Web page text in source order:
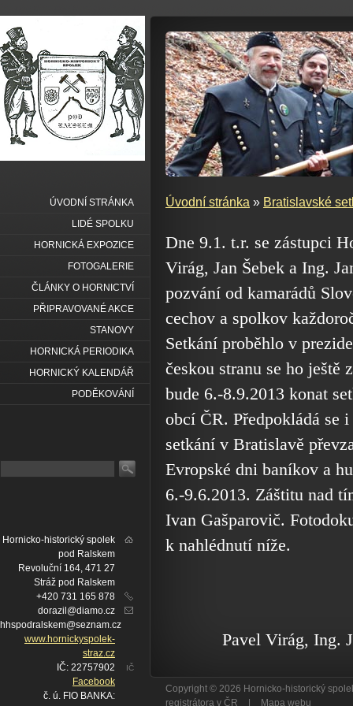
Úvodní stránka » Bratislavské
Dne 9.1. t.r. se zástupci
Virág, Jan Šebek a Ing.
pozvání od kamarádů
cechov a spolkov
Setkání proběhlo v
českou stranu se ho ještě
bude 6.-8.9.2013 konat
obcí ČR. Předpokládá se
setkání v Bratislavě
Evropské dni baníkov a
6.-9.6.2013. Záštitu nad
Ivan Gašparovič.
k nahlédnutí níže.
Pavel Virág, Ing.
ÚVODNÍ STRÁNKA
LIDÉ SPOLKU
HORNICKÁ EXPOZICE
FOTOGALERIE
ČLÁNKY O HORNICTVÍ
PŘIPRAVOVANÉ AKCE
STANOVY
HORNICKÁ PERIODIKA
HORNICKÝ KALENDÁŘ
PODĚKOVÁNÍ
Hornicko-historický spolek
pod Ralskem
Revoluční 164, 471 27
Stráž pod Ralskem
+420 731 165 878
dorazil@diamo.cz
hhspodralskem@seznam.cz
www.hornickyspolek-
straz.cz
IČ
IČ: 22757902
Facebook
č. ú. FIO BANKA:
Copyright © 2026 Hornicko-historický
registrátora v ČR
Mapa webu